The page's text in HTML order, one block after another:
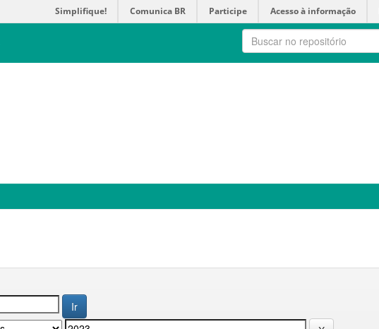
Simplifique! Comunica BR Participe Acesso à informação